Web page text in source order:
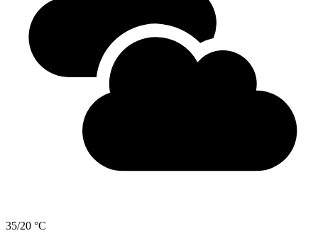
35/20 °C